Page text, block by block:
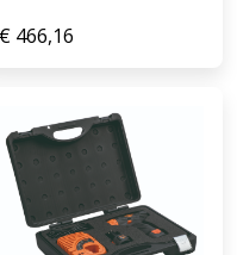
€ 466,16